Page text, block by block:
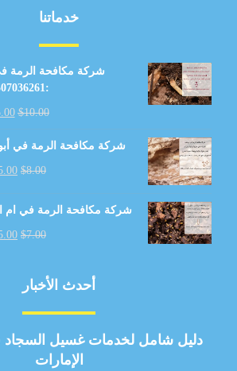
خدماتنا
شركة مكافحة الرمة
:0507036261
$10.00
شركة مكافحة الرمة في أبوظبي
$8.00
شركة مكافحة الرمة في ام القيوين
$7.00
أحدث الأخبار
دليل شامل لخدمات غسيل
الإمارات